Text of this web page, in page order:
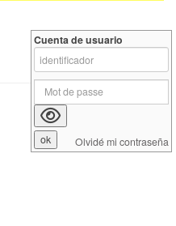
Cuenta de usuario
Olvidé mi contraseña